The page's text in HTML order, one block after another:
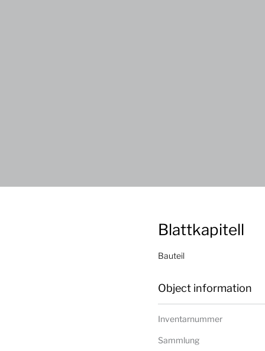
Blattkapitell
Bauteil
Object information
Inventarnummer
Sammlung